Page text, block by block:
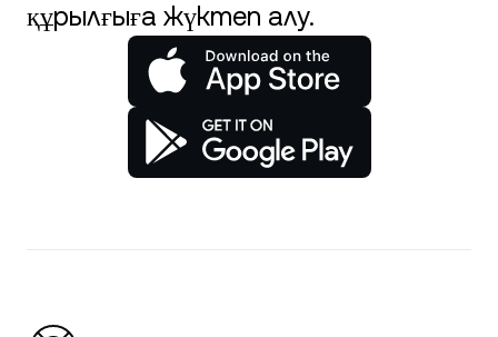
құрылғыға жүктеп алу.